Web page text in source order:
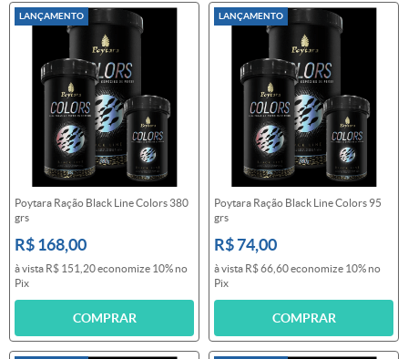
LANÇAMENTO
Poytara Ração Black Line Colors 380
grs
R$ 168,00
à vista R$ 151,20economize 10% no
Pix
COMPRAR
LANÇAMENTO
Poytara Ração Black Line Colors 95
grs
R$ 74,00
à vista R$ 66,60economize 10% no
Pix
COMPRAR